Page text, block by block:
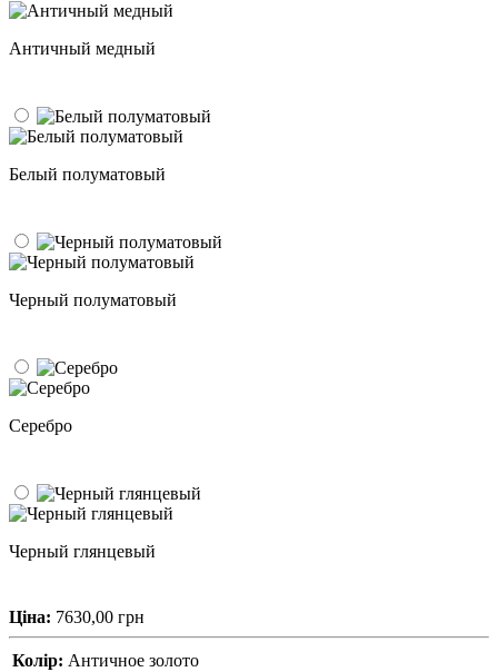
Античный медный
Белый полуматовый
Черный полуматовый
Серебро
Черный глянцевый
Ціна: 7630,00 грн
Колір: Античное золото